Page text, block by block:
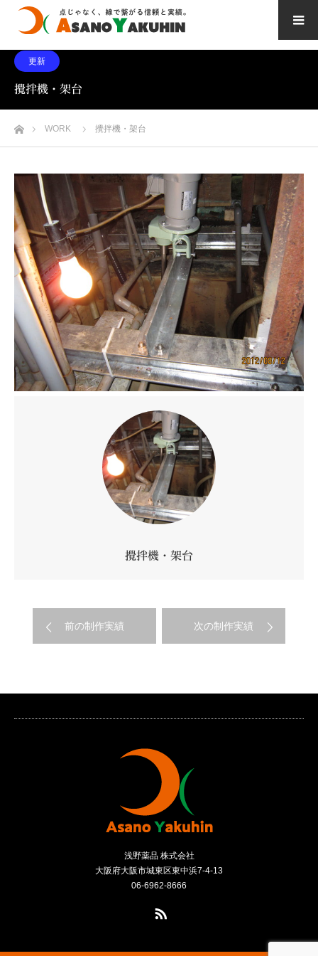
更新
攪拌機・架台
ホームWORK 攪拌機・架台
攪拌機・架台
前の制作実績 次の制作実績
浅野薬品 株式会社
大阪府大阪市城東区東中浜7-4-13
06-6962-8666